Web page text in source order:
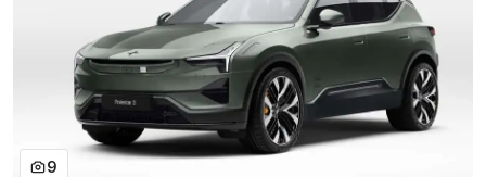
9